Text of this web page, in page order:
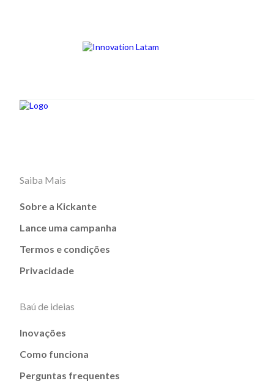
Saiba Mais
Sobre a Kickante
Lance uma campanha
Termos e condições
Privacidade
Baú de ideias
Inovações
Como funciona
Perguntas frequentes